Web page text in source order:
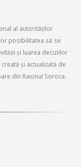
al autorităților
posibilitatea să se
și luarea deciziilor
și actualizată de
din Raionul Soroca.